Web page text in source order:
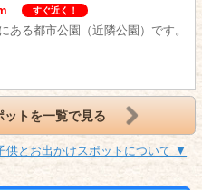
すぐ近く！
ある都市公園（近隣公園）です。
トを一覧で見る
供とお出かけスポットについて ▼